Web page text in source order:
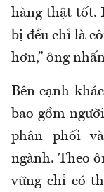
hàng thật tốt.
bị đều chỉ là
hơn,” ông
Bên cạnh
bao gồm
phân phối
ngành. Theo
vững chỉ có